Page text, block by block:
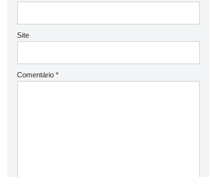
Site
Comentário *